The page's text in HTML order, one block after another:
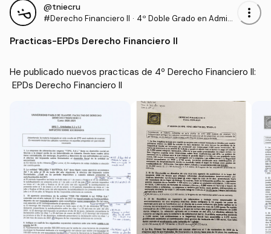
@tniecru
#Derecho Financiero II · 4º Doble Grado en Admini
presas y Derecho (UPO)
more_vert
Practicas-EPDs Derecho Financiero II
He publicado nuevos practicas de 4º Derecho Financiero II:
EPDs Derecho Financiero II